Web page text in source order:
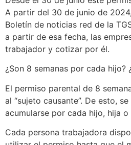
A partir del 30 de junio de
Boletín de noticias red de la
a partir de esa fecha, las
trabajador y cotizar por él.
¿Son 8 semanas por cada hijo?
El permiso parental de 8
al “sujeto causante”. De esto,
acumularse por cada hijo, hija
Cada persona trabajadora